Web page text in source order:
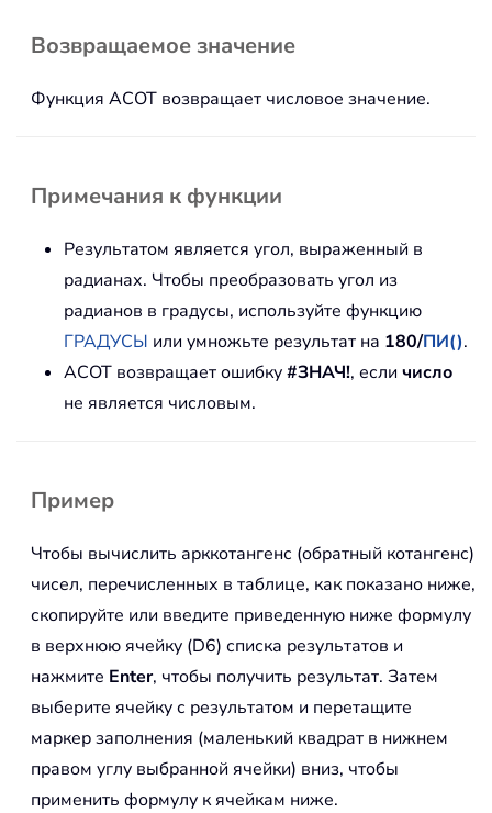
Возвращаемое значение
Функция ACOT возвращает числовое значение.
Примечания к функции
Результатом является угол, выраженный в
радианах. Чтобы преобразовать угол из
радианов в градусы, используйте функцию
ГРАДУСЫ или умножьте результат на 180/ПИ().
ACOT возвращает ошибку#ЗНАЧ!, если число
не является числовым.
Пример
Чтобы вычислить арккотангенс (обратный котангенс)
чисел, перечисленных в таблице, как показано ниже,
скопируйте или введите приведенную ниже формулу
в верхнюю ячейку (D6) списка результатов и
нажмите Enter, чтобы получить результат. Затем
выберите ячейку с результатом и перетащите
маркер заполнения (маленький квадрат в нижнем
правом углу выбранной ячейки) вниз, чтобы
применить формулу к ячейкам ниже.